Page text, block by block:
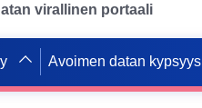
virallinen portaali
Avoimen datan kypsyys